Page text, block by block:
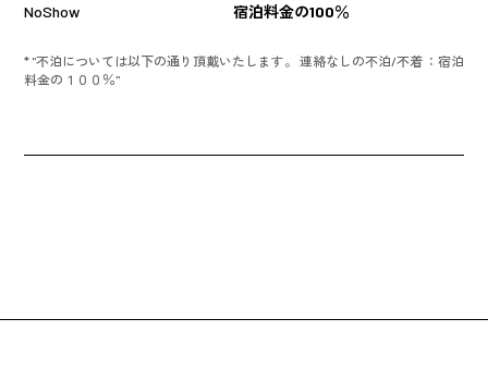
NoShow 宿泊料金の100％
* "不泊については以下の通り頂戴いたします。 連絡なしの不泊/不着 ：宿泊
料金の１００％"